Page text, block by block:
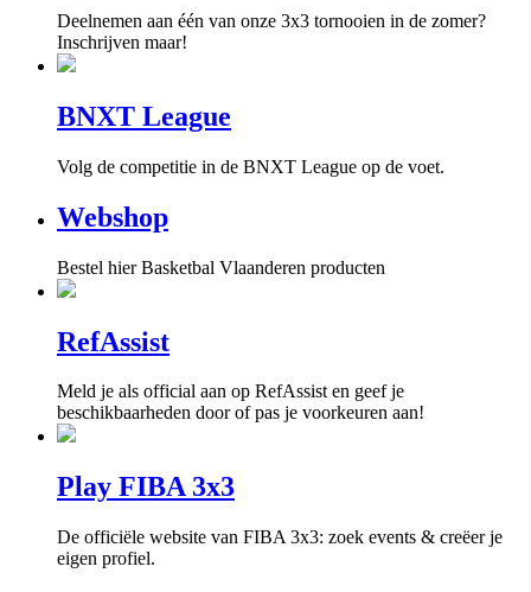
Deelnemen aan één van onze 3x3 tornooien in de zomer?
Inschrijven maar!
BNXT League
Volg de competitie in de BNXT League op de voet.
Webshop
Bestel hier Basketbal Vlaanderen producten
RefAssist
Meld je als official aan op RefAssist en geef je
beschikbaarheden door of pas je voorkeuren aan!
Play FIBA 3x3
De officiële website van FIBA 3x3: zoek events & creëer je
eigen profiel.